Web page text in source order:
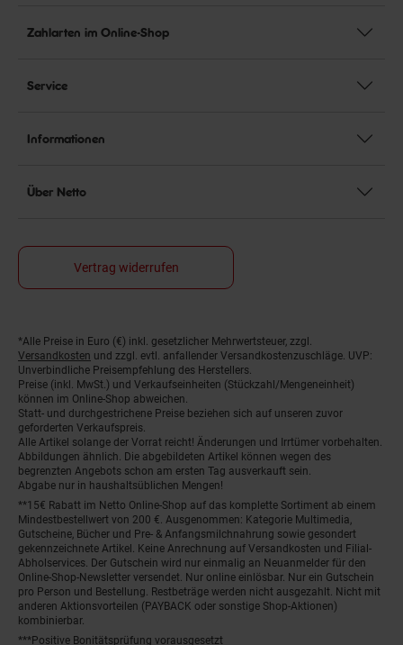
Zahlarten im Online-Shop
Service
Informationen
Über Netto
Vertrag widerrufen
Fußnoten
*Alle Preise in Euro (€) inkl. gesetzlicher Mehrwertsteuer, zzgl.
Versandkosten und zzgl. evtl. anfallender Versandkostenzuschläge. UVP:
Unverbindliche Preisempfehlung des Herstellers.
Preise (inkl. MwSt.) und Verkaufseinheiten (Stückzahl/Mengeneinheit)
können im Online-Shop abweichen.
Statt- und durchgestrichene Preise beziehen sich auf unseren zuvor
geforderten Verkaufspreis.
Alle Artikel solange der Vorrat reicht! Änderungen und Irrtümer vorbehalten.
Abbildungen ähnlich. Die abgebildeten Artikel können wegen des
begrenzten Angebots schon am ersten Tag ausverkauft sein.
Abgabe nur in haushaltsüblichen Mengen!
**15€ Rabatt im Netto Online-Shop auf das komplette Sortiment ab einem
Mindestbestellwert von 200 €. Ausgenommen: Kategorie Multimedia,
Gutscheine, Bücher und Pre- & Anfangsmilchnahrung sowie gesondert
gekennzeichnete Artikel. Keine Anrechnung auf Versandkosten und Filial-
Abholservices. Der Gutschein wird nur einmalig an Neuanmelder für den
Online-Shop-Newsletter versendet. Nur online einlösbar. Nur ein Gutschein
pro Person und Bestellung. Restbeträge werden nicht ausgezahlt. Nicht mit
anderen Aktionsvorteilen (PAYBACK oder sonstige Shop-Aktionen)
kombinierbar.
***Positive Bonitätsprüfung vorausgesetzt